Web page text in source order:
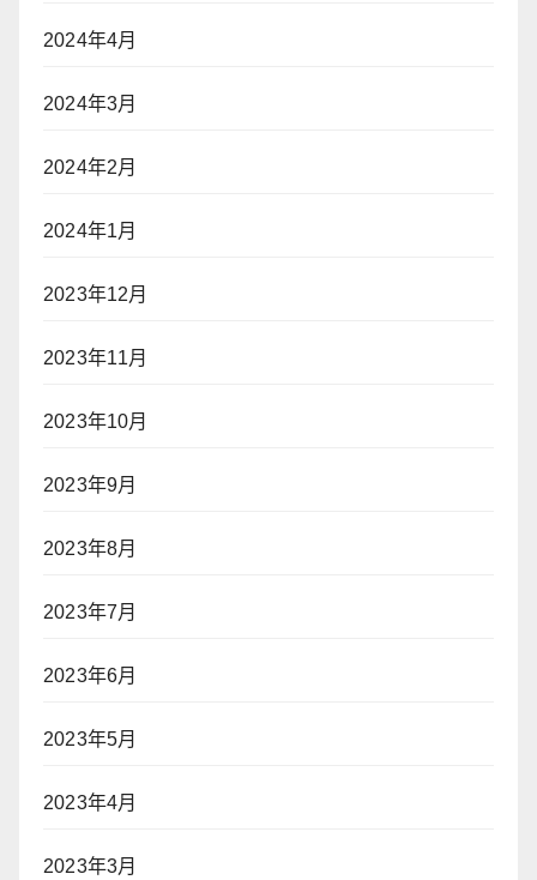
2024年4月
2024年3月
2024年2月
2024年1月
2023年12月
2023年11月
2023年10月
2023年9月
2023年8月
2023年7月
2023年6月
2023年5月
2023年4月
2023年3月